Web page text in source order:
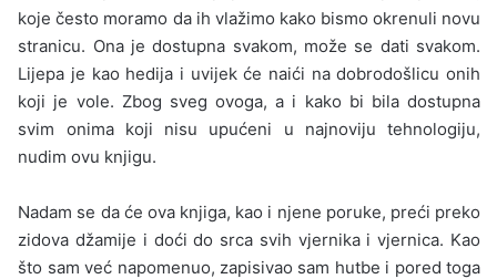
koje često moramo da ih vlažimo kako bismo okrenuli novu
stranicu. Ona je dostupna svakom, može se dati svakom.
Lijepa je kao hedija i uvijek će naići na dobrodošlicu onih
koji je vole. Zbog sveg ovoga, a i kako bi bila dostupna
svim onima koji nisu upućeni u najnoviju tehnologiju,
nudim ovu knjigu.
Nadam se da će ova knjiga, kao i njene poruke, preći preko
zi­dova džamije i doći do srca svih vjernika i vjernica. Kao
što sam već napomenuo, zapisivao sam hutbe i pored toga